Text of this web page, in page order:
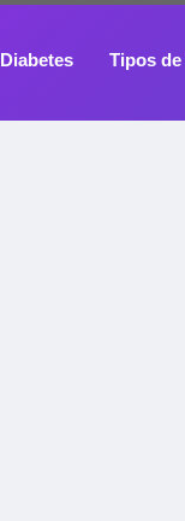
Diabetes Tipos